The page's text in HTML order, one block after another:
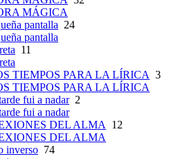
MÁGICA
pantalla 24
pantalla
11
TIEMPOS PARA LA LÍRICA 3
TIEMPOS PARA LA LÍRICA
fui a nadar2
fui a nadar
DEL ALMA 12
DEL ALMA
inverso 74